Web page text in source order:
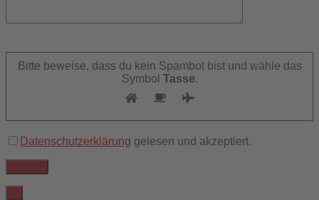
dieses
Bitte beweise, dass du kein Spambot bist und wähle das
Symbol Tasse.
Datenschutzerklärung gelesen und akzeptiert.
×